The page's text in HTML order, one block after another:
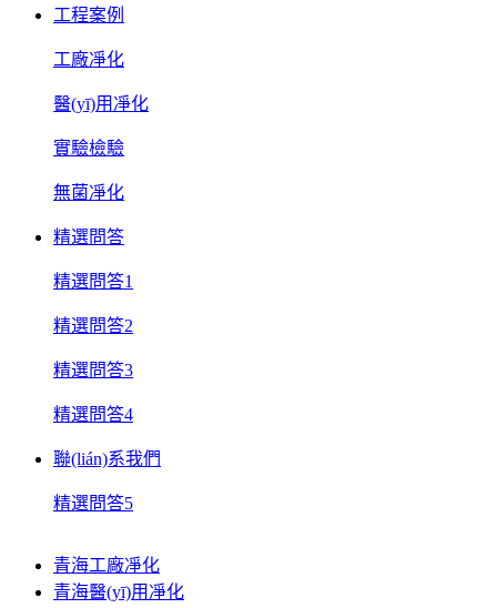
工程案例
工廠凈化
醫(yī)用凈化
實驗檢驗
無菌凈化
精選問答
精選問答1
精選問答2
精選問答3
精選問答4
聯(lián)系我們
精選問答5
青海工廠凈化
青海醫(yī)用凈化